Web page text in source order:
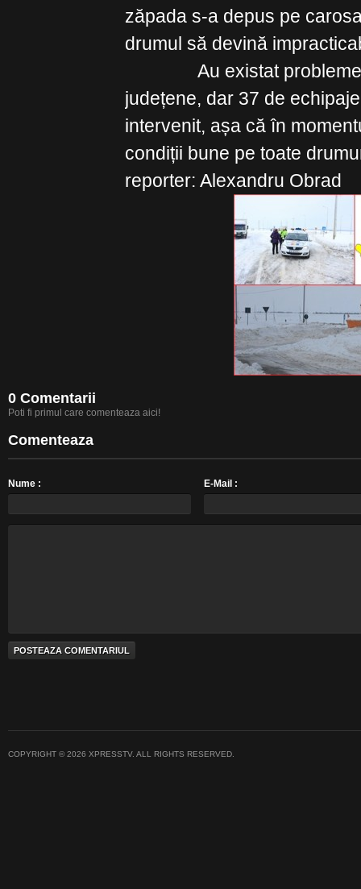
zăpada s-a depus pe
drumul să devină
Au existat probleme
județene, dar 37 de
intervenit, așa că în
condiții bune pe toate
reporter: Alexandru Obrad
0 Comentarii
Poti fi primul care comenteaza aici!
Comenteaza
Nume : E-Mail :
COPYRIGHT © 2026 XPRESSTV. ALL RIGHTS RESERVED.